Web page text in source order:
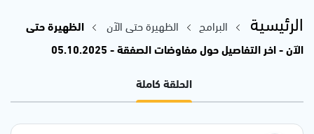
الرئيسية البرامج الظهيرة حتى الآن
الظهيرة حتى
الآن - اخر التفاصيل حول مفاوضات الصفقة - 05.10.2025
الحلقة كاملة